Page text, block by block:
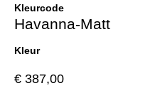
Kleurcode
Havanna-Matt
Kleur
€ 387,00